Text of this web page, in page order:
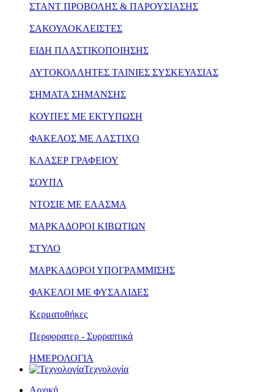
ΣΤΑΝΤ ΠΡΟΒΟΛΗΣ & ΠΑΡΟΥΣΙΑΣΗΣ
ΣΑΚΟΥΛΟΚΛΕΙΣΤΕΣ
ΕΙΔΗ ΠΛΑΣΤΙΚΟΠΟΙΗΣΗΣ
ΑΥΤΟΚΟΛΛΗΤΕΣ ΤΑΙΝΙΕΣ ΣΥΣΚΕΥΑΣΙΑΣ
ΣΗΜΑΤΑ ΣΗΜΑΝΣΗΣ
ΚΟΥΠΕΣ ΜΕ ΕΚΤΥΠΩΣΗ
ΦΑΚΕΛΟΣ ΜΕ ΛΑΣΤΙΧΟ
ΚΛΑΣΕΡ ΓΡΑΦΕΙΟΥ
ΣΟΥΠΛ
ΝΤΟΣΙΕ ΜΕ ΕΛΑΣΜΑ
ΜΑΡΚΑΔΟΡΟΙ ΚΙΒΩΤΙΩΝ
ΣΤΥΛΟ
ΜΑΡΚΑΔΟΡΟΙ ΥΠΟΓΡΑΜΜΙΣΗΣ
ΦΑΚΕΛΟΙ ΜΕ ΦΥΣΑΛΙΔΕΣ
Κερματοθήκες
Περφορατερ - Συρραπτικά
ΗΜΕΡΟΛΟΓΙΑ
Τεχνολογία
Αρχική